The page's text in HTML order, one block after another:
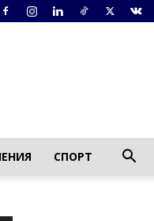
СПОРТ